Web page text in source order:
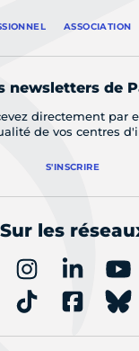
ASSOCIATION
newsletters de
directement par
de vos centres
S'INSCRIRE
Sur les